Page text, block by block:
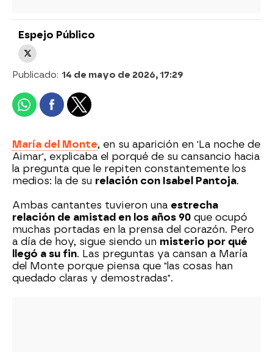
Espejo Público
Publicado: 14 de mayo de 2026, 17:29
María del Monte, en su aparición en 'La noche de
Aimar', explicaba el porqué de su cansancio hacia
la pregunta que le repiten constantemente los
medios: la de su relación con Isabel Pantoja.
Ambas cantantes tuvieron una estrecha
relación de amistad en los años 90 que ocupó
muchas portadas en la prensa del corazón. Pero
a día de hoy, sigue siendo un misterio por qué
llegó a su fin. Las preguntas ya cansan a María
del Monte porque piensa que "las cosas han
quedado claras y demostradas".